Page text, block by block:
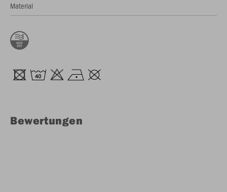
Material
Bewertungen